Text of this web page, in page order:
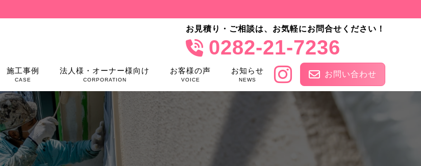
お見積り・ご相談は、お気軽にお問合せください！
0282-21-7236
施工事例
CASE
法人様・オーナー様向け
CORPORATION
お客様の声
VOICE
お知らせ
NEWS
お問い合わせ